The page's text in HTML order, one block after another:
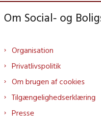
Om Social- og
Organisation
Privatlivspolitik
Om brugen af cookies
Tilgængelighedserklæring
Presse